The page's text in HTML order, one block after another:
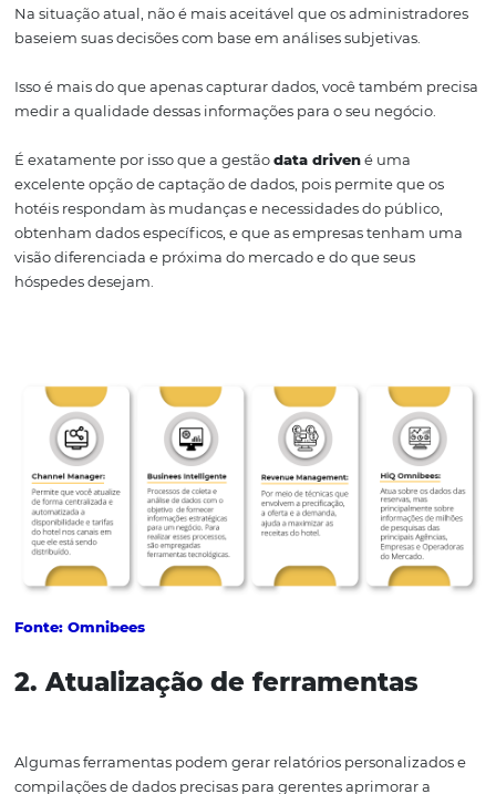
1. Adoção da estratégia Data
driven
Na situação atual, não é mais aceitável que os
baseiem suas decisões com base em análises subjetivas.
Isso é mais do que apenas capturar dados, você
É exatamente por isso que a gestãodata drivené uma
excelente opção de captação de dados, pois permite
hotéis respondam às mudanças e necessidades do
obtenham dados específicos, e que as empresas
visão diferenciada e próxima do mercado e do que seus
hóspedes desejam.